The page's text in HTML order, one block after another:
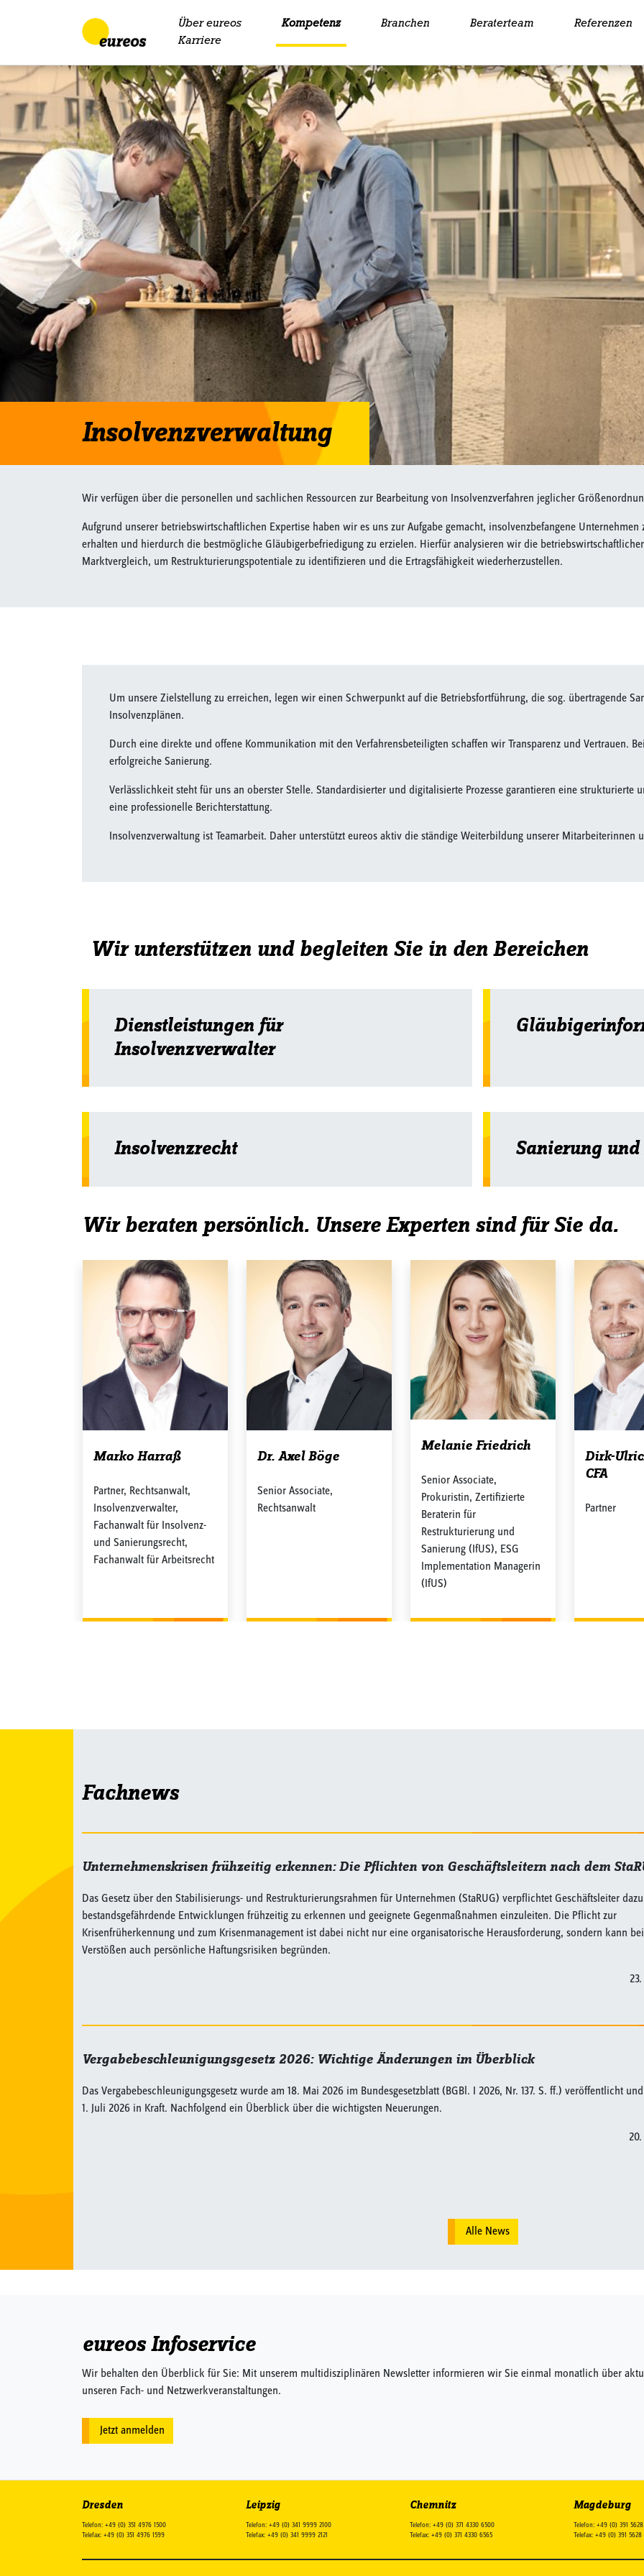
Über eureos Kompetenz Branchen Beraterteam Referenzen
Karriere
Insolvenzverwaltung
Wir verfügen über die personellen und sachlichen Ressourcen zur Bearbeitung von Insolvenzverfahren jeglicher
Aufgrund unserer betriebswirtschaftlichen Expertise haben wir es uns zur Aufgabe gemacht, insolvenzbefangene
erhalten und hierdurch die bestmögliche Gläubigerbefriedigung zu erzielen. Hierfür analysieren wir die
Marktvergleich, um Restrukturierungspotentiale zu identifizieren und die Ertragsfähigkeit wiederherzustellen.
Um unsere Zielstellung zu erreichen, legen wir einen Schwerpunkt auf die Betriebsfortführung, die sog. übertragende
Insolvenzplänen.
Durch eine direkte und offene Kommunikation mit den Verfahrensbeteiligten schaffen wir Transparenz und Vertrauen.
erfolgreiche Sanierung.
Verlässlichkeit steht für uns an oberster Stelle. Standardisierter und digitalisierte Prozesse garantieren eine strukturierte
eine professionelle Berichterstattung.
Insolvenzverwaltung ist Teamarbeit. Daher unterstützt eureos aktiv die ständige Weiterbildung unserer Mitarbeiterinnen
Wir unterstützen und begleiten Sie in den Bereichen
Dienstleistungen für
Insolvenzverwalter
Insolvenzrecht Sanierung
Wir beraten persönlich. Unsere Experten sind für Sie da.
Marko Harraß
Partner, Rechtsanwalt,
Insolvenzverwalter,
Fachanwalt für Insolvenz-
und Sanierungsrecht,
Fachanwalt für Arbeitsrecht
Dr. Axel Böge
Senior Associate,
Rechtsanwalt
Melanie Friedrich
Senior Associate,
Prokuristin, Zertifizierte
Beraterin für
Restrukturierung und
Sanierung (IfUS), ESG
Implementation Managerin
(IfUS)
Dirk-
CFA
Partner
Fachnews
Unternehmenskrisen frühzeitig erkennen: Die Pflichten von Geschäftsleitern nach dem
Das Gesetz über den Stabilisierungs- und Restrukturierungsrahmen für Unternehmen (StaRUG) verpflichtet Geschäftsleiter
bestandsgefährdende Entwicklungen frühzeitig zu erkennen und geeignete Gegenmaßnahmen einzuleiten. Die Pflicht zur
Krisenfrüherkennung und zum Krisenmanagement ist dabei nicht nur eine organisatorische Herausforderung, sondern kann bei
Verstößen auch persönliche Haftungsrisiken begründen.
Vergabebeschleunigungsgesetz 2026: Wichtige Änderungen im Überblick
Das Vergabebeschleunigungsgesetz wurde am 18. Mai 2026 im Bundesgesetzblatt (BGBl. I 2026, Nr. 137. S. ff.) veröffentlicht
1. Juli 2026 in Kraft. Nachfolgend ein Überblick über die wichtigsten Neuerungen.
Alle News
eureos Infoservice
Wir behalten den Überblick für Sie: Mit unserem multidisziplinären Newsletter informieren wir Sie einmal monatlich über
unseren Fach- und Netzwerkveranstaltungen.
Jetzt anmelden
Dresden
Telefon: +49 (0) 351 4976 1500
Telefax: +49 (0) 351 4976 1599
Leipzig
Telefon: +49 (0) 341 9999 2100
Telefax: +49 (0) 341 9999 2121
Chemnitz
Telefon: +49 (0) 371 4330 6500
Telefax: +49 (0) 371 4330 6565
Magdeburg
Telefon: +49 (0) 391
Telefax: +49 (0) 391